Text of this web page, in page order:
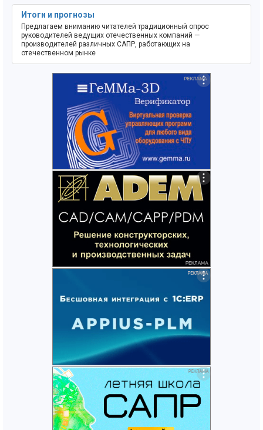
Итоги и прогнозы
Предлагаем вниманию читателей традиционный опрос
руководителей ведущих отечественных компаний —
производителей различных САПР, работающих на
отечественном рынке